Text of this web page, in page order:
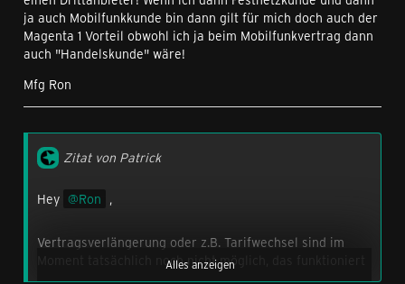
ja auch Mobilfunkkunde bin dann gilt für mich doch auch der
Magenta 1 Vorteil obwohl ich ja beim Mobilfunkvertrag dann
auch "Handelskunde" wäre!
Mfg Ron
Zitat von Patrick
Hey Ron ,
Vertragsverlängerung oder z.B. Tarifwechsel sind im
Moment tatsächlich noch nicht möglich, das funktioniert
erst nach den ersten 6 Monaten der Laufzeit. Upsell
Alles anzeigen